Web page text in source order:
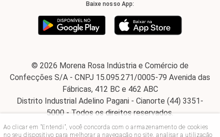
Ao clicar em "Entendi", você concorda com o armazenamento de cookies
no seu dispositivo para melhorar a navegação no site, analisar a utilização
Baixe nosso App:
© 2026 Morena Rosa Indústria e Comércio de
Confecções S/A - CNPJ 15.095.271/0005-79 Avenida das
Fábricas, 412 BC e 462 ABC
Distrito Industrial Adelino Pagani - Cianorte (44) 3351-
5000 - Todos os direitos reservados.